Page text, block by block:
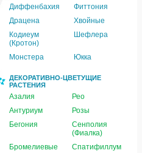
Диффенбахия
Фиттония
Драцена
Хвойные
Кодиеум
(Кротон)
Шефлера
Монстера Юкка
ДЕКОРАТИВНО-ЦВЕТУЩИЕ
РАСТЕНИЯ
Азалия
Рео
Антуриум
Розы
Бегония
Сенполия
(Фиалка)
Бромелиевые
Спатифиллум